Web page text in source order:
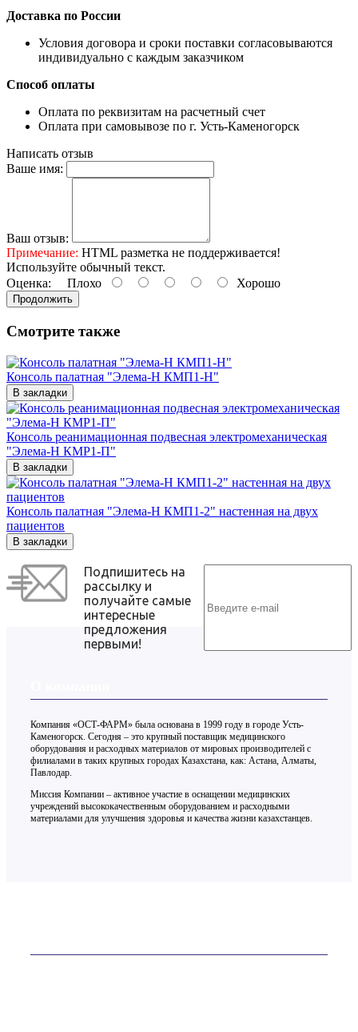
Доставка по России
Условия договора и сроки поставки согласовываются
индивидуально с каждым заказчиком
Способ оплаты
Оплата по реквизитам на расчетный счет
Оплата при самовывозе по г. Усть-Каменогорск
Написать отзыв
Ваше имя:
Ваш отзыв:
Примечание: HTML разметка не поддерживается!
Используйте обычный текст.
Оценка: Плохо Хорошо
Продолжить
Смотрите также
Консоль палатная "Элема-Н КМП1-Н"
В закладки
Консоль реанимационная подвесная электромеханическая
"Элема-Н КМР1-П"
В закладки
Консоль палатная "Элема-Н КМП1-2" настенная на двух
пациентов
В закладки
Подпишитесь на
рассылку и
получайте самые
интересные
предложения
первыми!
Компания «ОСТ-ФАРМ» была основана в 1999 году в городе Усть-
Каменогорск. Сегодня – это крупный поставщик медицинского
оборудования и расходных материалов от мировых производителей с
филиалами в таких крупных городах Казахстана, как: Астана, Алматы,
Павлодар.
Миссия Компании – активное участие в оснащении медицинских
учреждений высококачественным оборудованием и расходными
материалами для улучшения здоровья и качества жизни казахстанцев.